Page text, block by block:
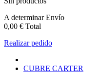
A determinarEnvío
0,00 € Total
Realizar pedido
CUBRE CARTER